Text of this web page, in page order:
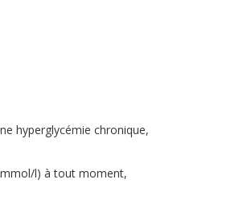
hyperglycémie chronique,
mmol/l) à tout moment,